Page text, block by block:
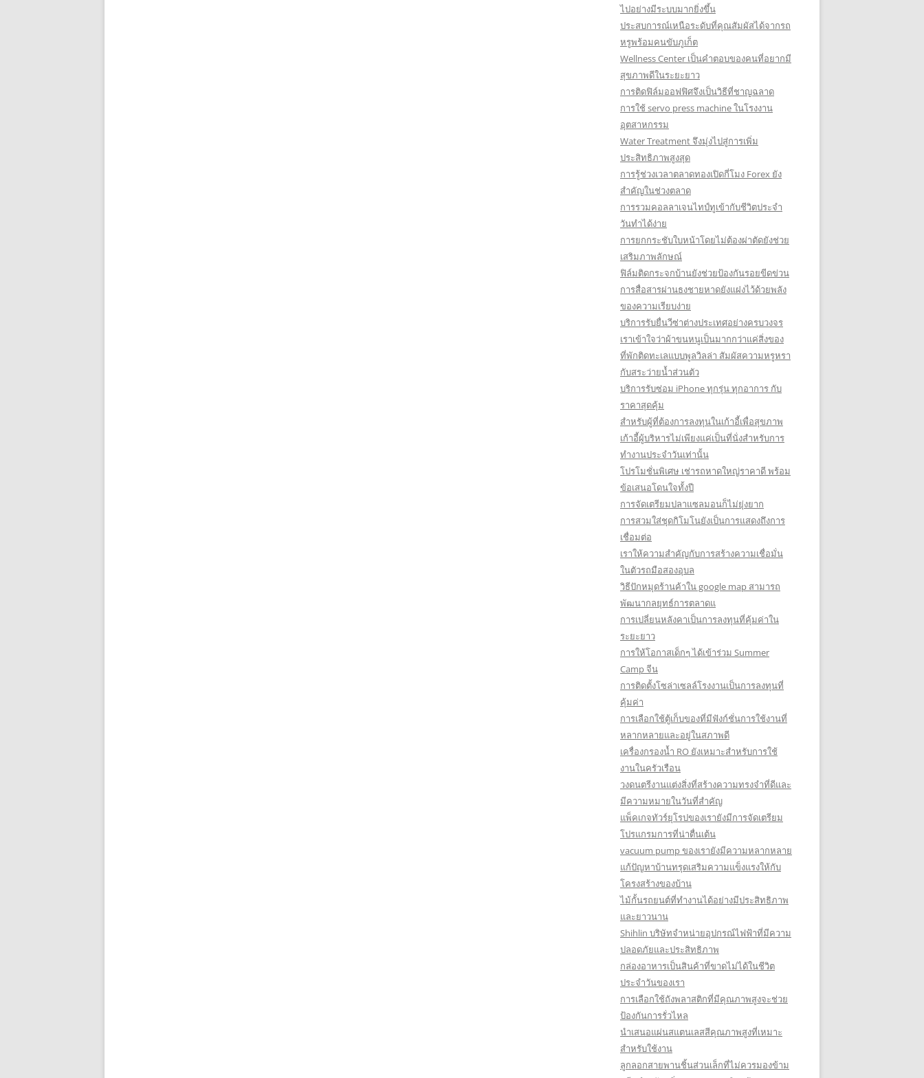
ไปอย่างมีระบบมากยิ่งขึ้น
ประสบการณ์เหนือระดับที่คุณสัมผัสได้จากรถ
หรูพร้อมคนขับภูเก็ต
Wellness Center เป็นคำตอบของคนที่อยากมี
สุขภาพดีในระยะยาว
การติดฟิล์มออฟฟิศจึงเป็นวิธีที่ชาญฉลาด
การใช้ servo press machine ในโรงงาน
อุตสาหกรรม
Water Treatment จึงมุ่งไปสู่การเพิ่ม
ประสิทธิภาพสูงสุด
การรู้ช่วงเวลาตลาดทองเปิดกี่โมง Forex ยัง
สำคัญในช่วงตลาด
การรวมคอลลาเจนไทป์ทูเข้ากับชีวิตประจำ
วันทำได้ง่าย
การยกกระชับใบหน้าโดยไม่ต้องผ่าตัดยังช่วย
เสริมภาพลักษณ์
ฟิล์มติดกระจกบ้านยังช่วยป้องกันรอยขีดข่วน
การสื่อสารผ่านธงชายหาดยังแฝงไว้ด้วยพลัง
ของความเรียบง่าย
บริการรับยื่นวีซ่าต่างประเทศอย่างครบวงจร
เราเข้าใจว่าผ้าขนหนูเป็นมากกว่าแค่สิ่งของ
ที่พักติดทะเลแบบพูลวิลล่า สัมผัสความหรูหรา
กับสระว่ายน้ำส่วนตัว
บริการรับซ่อม iPhone ทุกรุ่น ทุกอาการ กับ
ราคาสุดคุ้ม
สำหรับผู้ที่ต้องการลงทุนในเก้าอี้เพื่อสุขภาพ
เก้าอี้ผู้บริหารไม่เพียงแค่เป็นที่นั่งสำหรับการ
ทำงานประจำวันเท่านั้น
โปรโมชั่นพิเศษ เช่ารถหาดใหญ่ราคาดี พร้อม
ข้อเสนอโดนใจทั้งปี
การจัดเตรียมปลาแซลมอนก็ไม่ยุ่งยาก
การสวมใส่ชุดกิโมโนยังเป็นการแสดงถึงการ
เชื่อมต่อ
เราให้ความสำคัญกับการสร้างความเชื่อมั่น
ในตัวรถมือสองอุบล
วิธีปักหมุดร้านค้าใน google map สามารถ
พัฒนากลยุทธ์การตลาดแ
การเปลี่ยนหลังคาเป็นการลงทุนที่คุ้มค่าใน
ระยะยาว
การให้โอกาสเด็กๆ ได้เข้าร่วม Summer
Camp จีน
การติดตั้งโซล่าเซลล์โรงงานเป็นการลงทุนที่
คุ้มค่า
การเลือกใช้ตู้เก็บของที่มีฟังก์ชั่นการใช้งานที่
หลากหลายและอยู่ในสภาพดี
เครื่องกรองน้ำ RO ยังเหมาะสำหรับการใช้
งานในครัวเรือน
วงดนตรีงานแต่งสิ่งที่สร้างความทรงจำที่ดีและ
มีความหมายในวันที่สำคัญ
แพ็คเกจทัวร์ยุโรปของเรายังมีการจัดเตรียม
โปรแกรมการที่น่าตื่นเต้น
vacuum pump ของเรายังมีความหลากหลาย
แก้ปัญหาบ้านทรุดเสริมความแข็งแรงให้กับ
โครงสร้างของบ้าน
ไม้กั้นรถยนต์ที่ทำงานได้อย่างมีประสิทธิภาพ
และยาวนาน
Shihlin บริษัทจำหน่ายอุปกรณ์ไฟฟ้าที่มีความ
ปลอดภัยและประสิทธิภาพ
กล่องอาหารเป็นสินค้าที่ขาดไม่ได้ในชีวิต
ประจำวันของเรา
การเลือกใช้ถังพลาสติกที่มีคุณภาพสูงจะช่วย
ป้องกันการรั่วไหล
นำเสนอแผ่นสแตนเลสสีคุณภาพสูงที่เหมาะ
สำหรับใช้งาน
ลูกลอกสายพานชิ้นส่วนเล็กที่ไม่ควรมองข้าม